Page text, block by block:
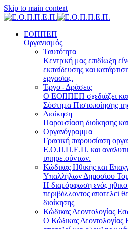
Skip to main content
ΕΟΠΠΕΠ
Οργανισμός
Ταυτότητα
Κεντρική μας επιδίωξη
εκπαίδευσης και
εργασίας.
Έργο - Δράσεις
Ο ΕΟΠΠΕΠ σχεδιάζει και
Σύστημα Πιστοποίησης
Διοίκηση
Παρουσίαση διοίκησης
Οργανόγραμμα
Γραφική παρουσίαση
Ε.Ο.Π.Π.Ε.Π. και
υπηρετούντων.
Κώδικας Ηθικής και
Υπαλλήλων Δημοσίου
Η διαμόρφωση ενός
περιβάλλοντος αποτελεί
διοίκησης
Κώδικας Δεοντολογίας
Ο Κώδικας Δεοντολογίας